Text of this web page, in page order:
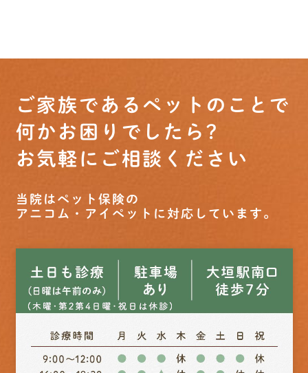
ご家族であるペットのことで
何かお困りでしたら?
お気軽にご相談ください
当院はペット保険の
アニコム・アイペットに対応しています。